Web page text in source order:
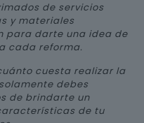
de servicios
y materiales
para darte una idea de
cada reforma.
cuesta realizar la
debes
de brindarte un
de tu